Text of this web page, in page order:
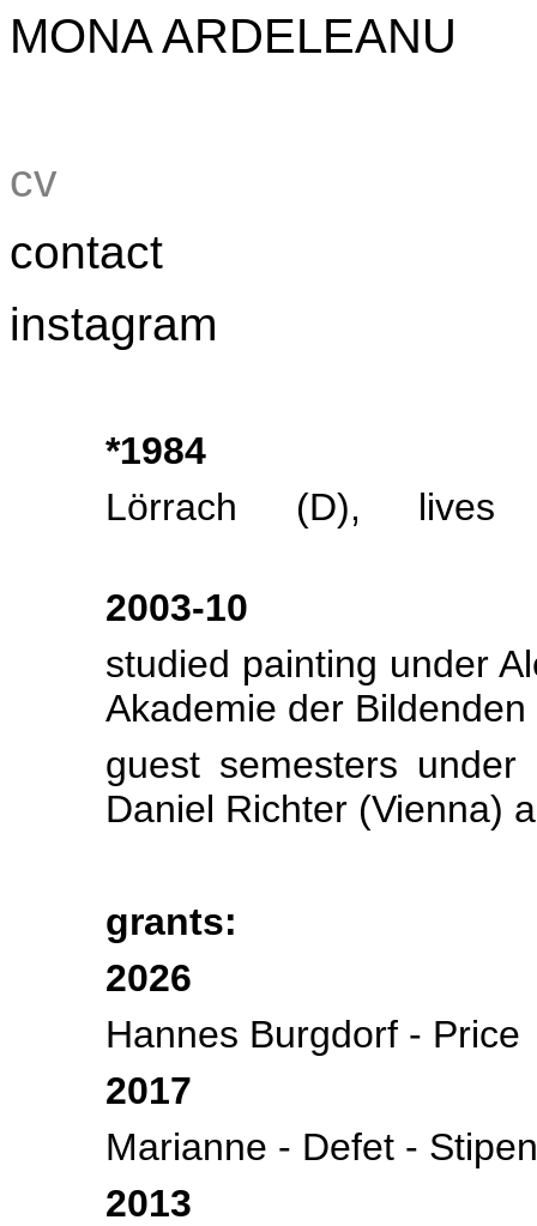
MONA ARDELEANU
cv
contact
instagram
*1984
Lörrach (D),
2003-10
studied painting under
Akademie der
guest semesters under
Daniel Richter (Vienna)
grants:
2026
Hannes Burgdorf - Price
2017
Marianne - Defet -
2013